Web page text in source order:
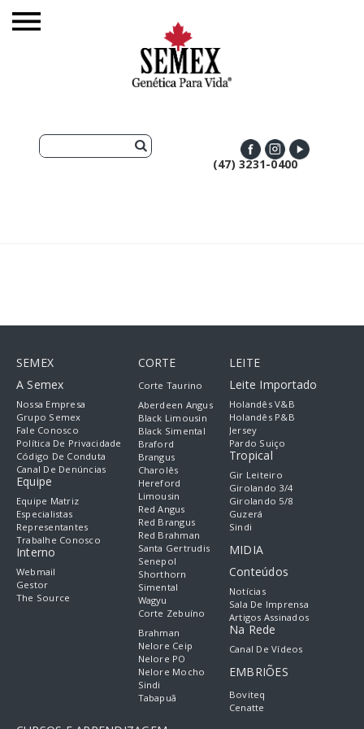
(47) 3231-0400
SEMEX
A Semex
Nossa Empresa
Grupo Semex
Fale Conosco
Política De Privacidade
Código De Conduta
Canal De Denúncias
Equipe
Equipe Matriz
Especialistas
Representantes
Trabalhe Conosco
Interno
Webmail
Gestor
The Source
CORTE
Corte Taurino
Aberdeen Angus
Black Limousin
Black Simental
Braford
Brangus
Charolês
Hereford
Limousin
Red Angus
Red Brangus
Red Brahman
Santa Gertrudis
Senepol
Shorthorn
Simental
Wagyu
Corte Zebuíno
Brahman
Nelore Ceip
Nelore PO
Nelore Mocho
Sindi
Tabapuã
LEITE
Leite Importado
Holandês V&B
Holandês P&B
Jersey
Pardo Suiço
Tropical
Gir Leiteiro
Girolando 3/4
Girolando 5/8
Guzerá
Sindi
MIDIA
Conteúdos
Notícias
Sala De Imprensa
Artigos Assinados
Na Rede
Canal De Vídeos
EMBRIÕES
Boviteq
Cenatte